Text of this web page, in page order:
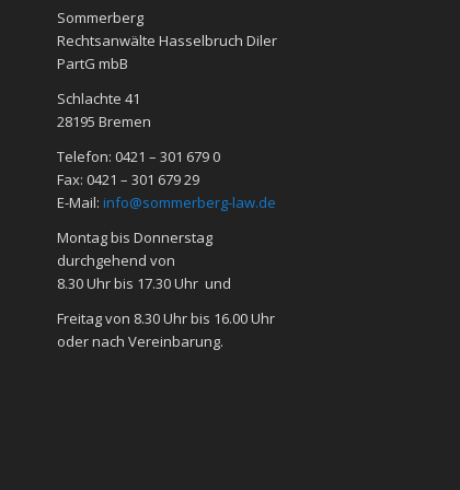
Sommerberg
Rechtsanwälte Hasselbruch Diler
PartG mbB
Schlachte 41
28195 Bre­men
Telefon: 0421 – 301 679 0
Fax: 0421 – 301 679 29
E-Mail: info@sommerberg-law.de
Mon­tag bis Don­ners­tag
durch­ge­hend von
8.30 Uhr bis 17.30 Uhr und
Frei­tag von 8.30 Uhr bis 16.00 Uhr
oder nach Ver­ein­ba­rung.